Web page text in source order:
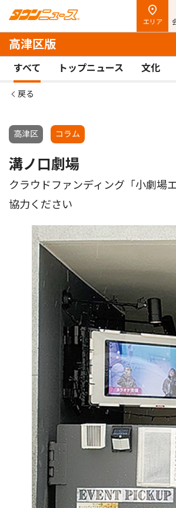
エリア
高津区版
すべて トップニュース 文化
戻る
高津区 コラム
溝ノ口劇場
クラウドファンディング「小劇場
協力ください